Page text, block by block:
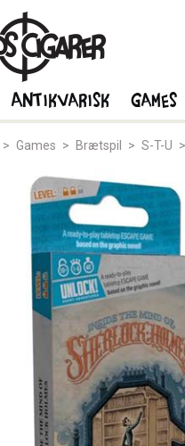
> Games > Brætspil > S-T-U >
Antikvarisk Games